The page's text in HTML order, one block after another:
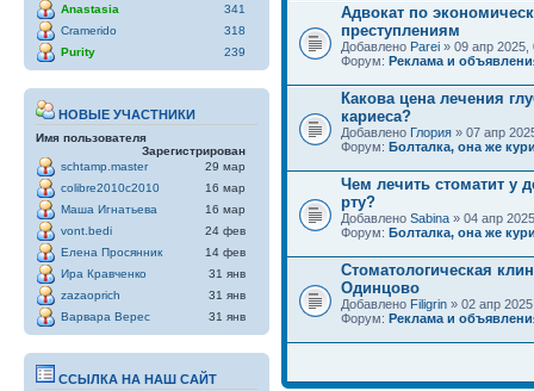
Anastasia
341
Cramerido
318
Purity
239
НОВЫЕ УЧАСТНИКИ
Имя пользователя
Зарегистрирован
schtamp.master
29 мар
colibre2010c2010
16 мар
Маша Игнатьева
16 мар
vont.bedi
24 фев
Елена Просянник
14 фев
Ира Кравченко
31 янв
zazaoprich
31 янв
Варвара Верес
31 янв
ССЫЛКА НА НАШ САЙТ
Адвокат по
преступлениям
Добавлено Parei » 09 апр 2025,
Форум: Реклама и
Какова цена лечения
кариеса?
Добавлено Глория » 07 апр
Форум: Болталка, она же
Чем лечить стоматит у
рту?
Добавлено Sabina » 04 апр
Форум: Болталка, она же
Стоматологическая
Одинцово
Добавлено Filigrin » 02 апр
Форум: Реклама и